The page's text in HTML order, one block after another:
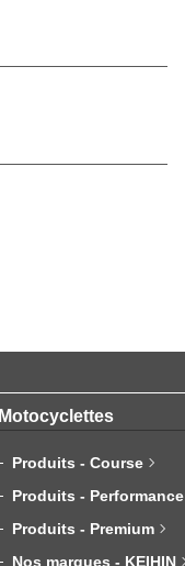
Motocyclettes
Produits - Course
Produits - Performance
Produits - Premium
Nos marques - KEIHIN